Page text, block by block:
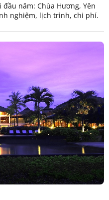
năm: Chùa Hương, Yên
nghiệm, lịch trình, chi phí.